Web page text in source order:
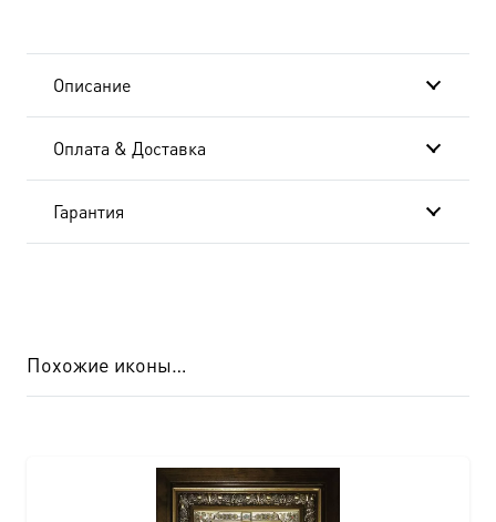
Описание
Оплата & Доставка
Гарантия
Похожие иконы…